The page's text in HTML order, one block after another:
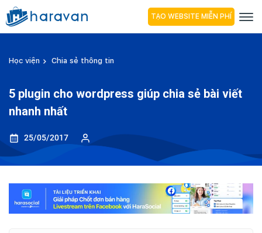
TẠO WEBSITE MIỄN PHÍ
Học viện Chia sẻ thông tin
5 plugin cho wordpress giúp chia sẻ bài viết
nhanh nhất
25/05/2017